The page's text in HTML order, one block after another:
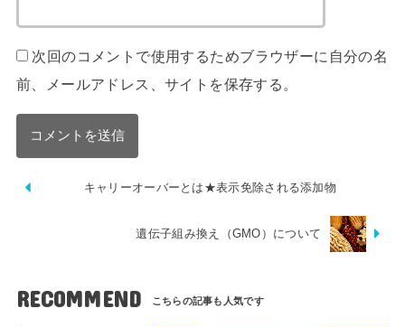
次回のコメントで使用するためブラウザーに自分の名
前、メールアドレス、サイトを保存する。
キャリーオーバーとは★表示免除される添加物
遺伝子組み換え（GMO）について
RECOMMEND